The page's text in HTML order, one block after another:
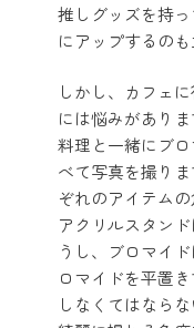
推しグッズを持
にアップするのも
しかし、カフェ
には悩みがありま
料理と一緒にブ
べて写真を撮り
ぞれのアイテム
アクリルスタン
うし、ブロマイ
ロマイドを平置
しなくてはなら